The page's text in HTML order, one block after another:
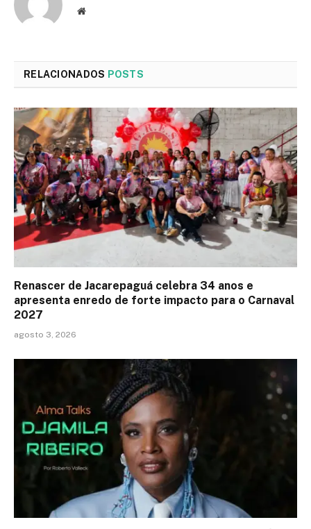
Site
RELACIONADOS POSTS
Renascer de Jacarepaguá celebra 34 anos e
apresenta enredo de forte impacto para o Carnaval
2027
agosto 3, 2026